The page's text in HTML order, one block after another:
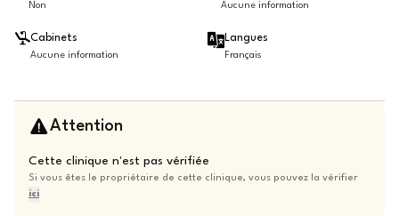
Non Aucune information
Cabinets
Aucune information
Langues
Français
Attention
Cette clinique n'est pas vérifiée
Si vous êtes le propriétaire de cette clinique, vous pouvez la vérifier
ici